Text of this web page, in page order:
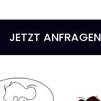
JETZT ANFRAGEN